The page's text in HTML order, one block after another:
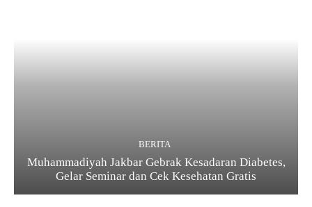
BERITA
Muhammadiyah Jakbar Gebrak Kesadaran Diabetes,
Gelar Seminar dan Cek Kesehatan Gratis